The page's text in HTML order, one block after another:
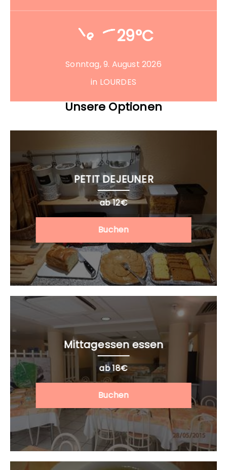
29°C
Sonntag, 9. August 2026
in LOURDES
Unsere Optionen
PETIT DEJEUNER
ab 12€
Buchen
Mittagessen essen
ab 18€
Buchen